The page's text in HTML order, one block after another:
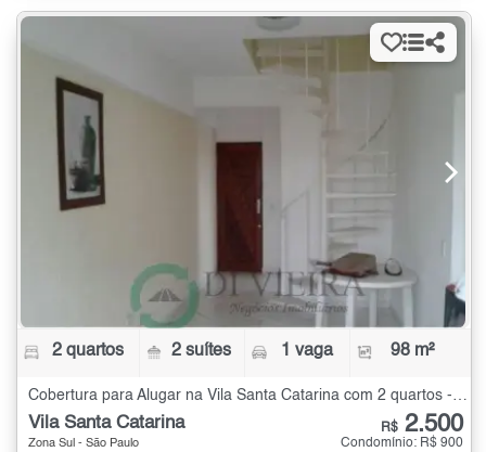
2 quartos 2 suítes 1 vaga 98 m²
Cobertura para Alugar na Vila Santa Catarina com 2 quartos - 98 m²
Vila Santa Catarina
Zona Sul - São Paulo
R$ 2.500
Condomínio: R$ 900